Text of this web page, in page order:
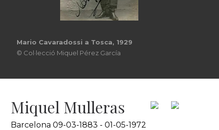
Mario Cavaradossi a Tosca, 1929
© Col·lecció Miquel Pérez García
Miquel Mulleras
Barcelona 09-03-1883 - 01-05-1972